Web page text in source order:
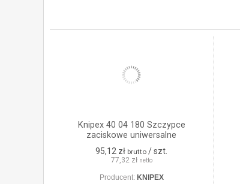
Knipex 40 04 180 Szczypce
zaciskowe uniwersalne
95,12 zł brutto / szt.
77,32 zł netto
Producent: KNIPEX